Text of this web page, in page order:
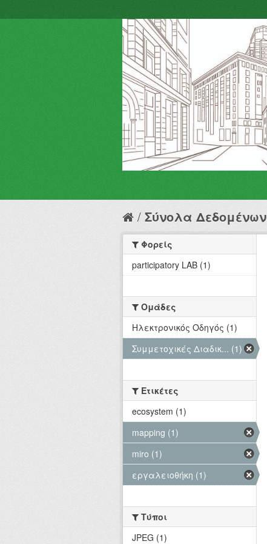
Σύνολα Δεδομένων
Φορείς
participatory LAB (1)
Ομάδες
Hλεκτρονικός Οδηγός (1)
Συμμετοχικές Διαδικ... (1)
Ετικέτες
ecosystem (1)
mapping (1)
miro (1)
εργαλειοθήκη (1)
Τύποι
JPEG (1)